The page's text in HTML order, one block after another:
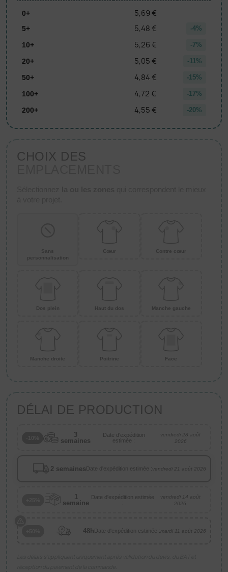
0+ 5,69 €
5+ 5,48 € -4%
10+ 5,26 € -7%
20+ 5,05 € -11%
50+ 4,84 € -15%
100+ 4,72 € -17%
200+ 4,55 € -20%
CHOIX DES
Sans
personnalisation
Cœur Contre cœur
Dos plein Haut du dos Manche gauche
Manche droite Poitrine Face
DÉLAI DE PRODUCTION
3
semaines
Date d'expédition
estimée :
vendredi 28 août
2026
2 semaines Date d'expédition estimée :vendredi 21 août 2026
1
semaine
Date d'expédition estimée
:
vendredi 14 août
2026
48h Date d'expédition estimée :mardi 11 août 2026